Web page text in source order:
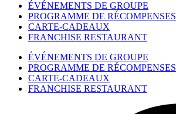
ÉVÉNEMENTS DE GROUPE
PROGRAMME DE RÉCOMPENSES
CARTE-CADEAUX
FRANCHISE RESTAURANT
ÉVÉNEMENTS DE GROUPE
PROGRAMME DE RÉCOMPENSES
CARTE-CADEAUX
FRANCHISE RESTAURANT